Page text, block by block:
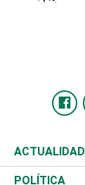
ACTUALIDAD
Nacional
POLÍTICA